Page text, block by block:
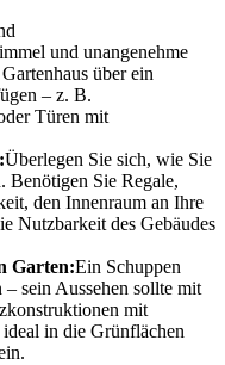
und unangenehme
über ein
– z. B.
Türen mit
Überlegen Sie sich, wie Sie
Benötigen Sie Regale,
den Innenraum an Ihre
Nutzbarkeit des Gebäudes
Garten:Ein Schuppen
sein Aussehen sollte mit
mit
in die Grünflächen